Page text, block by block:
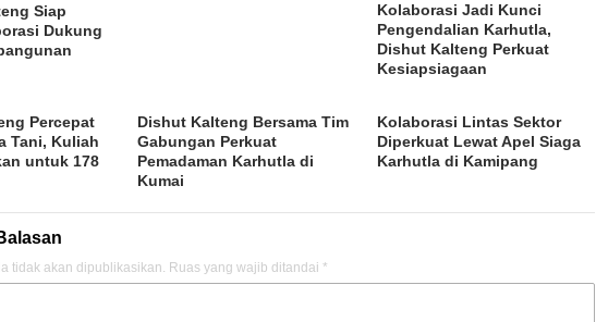
Siap
Dukung
Kolaborasi Jadi Kunci
Pengendalian Karhutla,
Dishut Kalteng Perkuat
Kesiapsiagaan
Percepat
Tani, Kuliah
untuk 178
Dishut Kalteng Bersama Tim
Gabungan Perkuat
Pemadaman Karhutla di
Kumai
Kolaborasi Lintas Sektor
Diperkuat Lewat Apel Siaga
Karhutla di Kamipang
tidak akan dipublikasikan. Ruas yang wajib ditandai *